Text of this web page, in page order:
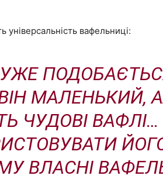
універсальність вафельниці:
МАЛЕНЬКИЙ,
ЧУДОВІ
ВЛАСНІ